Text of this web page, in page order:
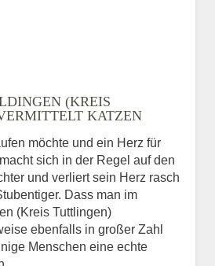
ausgewählt
seit
(KREIS
KATZEN
möchte und ein Herz für
sich in der Regel auf den
und verliert sein Herz rasch
Dass man im
(Kreis Tuttlingen)
ebenfalls in großer Zahl
Menschen eine echte